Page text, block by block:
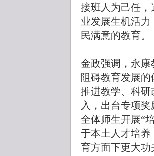
接班人为己任
业发展生机活
民满意的教育。
金政强调，永
阻碍教育发展
推进教学、科
入，出台专项
全体师生开展“
于本土人才培
育方面下更大